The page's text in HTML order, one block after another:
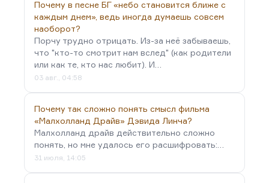
Почему в песне БГ «небо становится ближе с
каждым днем», ведь иногда думаешь совсем
наоборот?
Порчу трудно отрицать. Из-за неё забываешь,
что "кто-то смотрит нам вслед" (как родители
или как те, кто нас любит). И…
03 авг., 04:58
Почему так сложно понять смысл фильма
«Малхолланд Драйв» Дэвида Линча?
Малхолланд драйв действительно сложно
понять, но мне удалось его расшифровать:…
31 июля, 14:05